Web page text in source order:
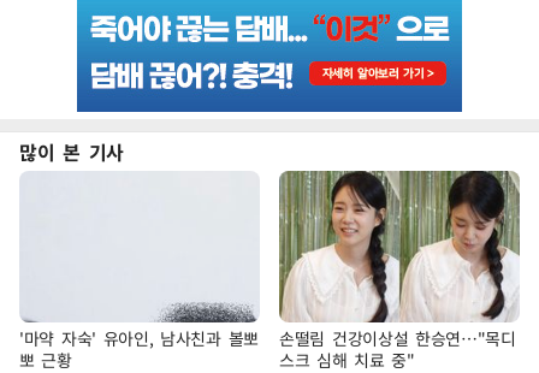
많이 본 기사
'마약 자숙' 유아인, 남사친과 볼뽀
뽀 근황
손떨림 건강이상설 한승연…"목디
스크 심해 치료 중"